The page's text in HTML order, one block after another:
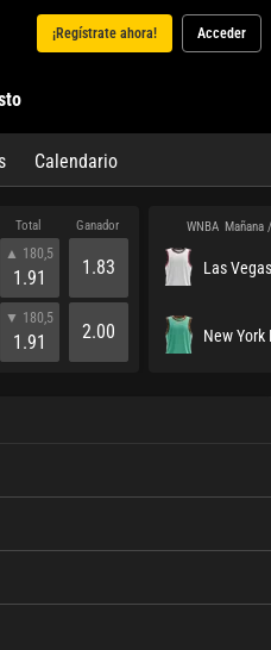
¡Regístrate ahora! Acceder
Calendario
Total Ganador
▲ 180,5
1.91
▼ 180,5
1.91
1.83
2.00
WNBA Mañana
Las
New York